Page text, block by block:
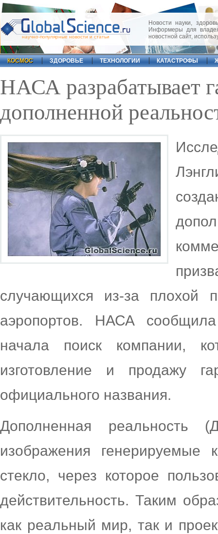
научно-популярные новости и статьи
Новости науки,
Информеры для
новостной сайт,
КОСМОС ЗДОРОВЬЕ ТЕХНОЛОГИИ КАТАСТРОФЫ
НАСА разрабатывает
дополненной
случающихся из-за плохой
аэропортов. НАСА
начала поиск компании,
изготовление и продажу
официального названия.
Дополненная
изображения генерируемые
стекло, через которое
действительность. Таким
как реальный мир, так и